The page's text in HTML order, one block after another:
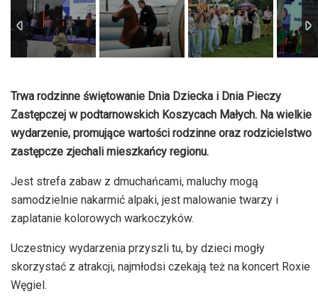
Trwa rodzinne świętowanie Dnia Dziecka i Dnia Pieczy
Zastępczej w podtarnowskich Koszycach Małych. Na wielkie
wydarzenie, promujące wartości rodzinne oraz rodzicielstwo
zastępcze zjechali mieszkańcy regionu.
Jest strefa zabaw z dmuchańcami, maluchy mogą
samodzielnie nakarmić alpaki, jest malowanie twarzy i
zaplatanie kolorowych warkoczyków.
Uczestnicy wydarzenia przyszli tu, by dzieci mogły
skorzystać z atrakcji, najmłodsi czekają też na koncert Roxie
Węgiel.